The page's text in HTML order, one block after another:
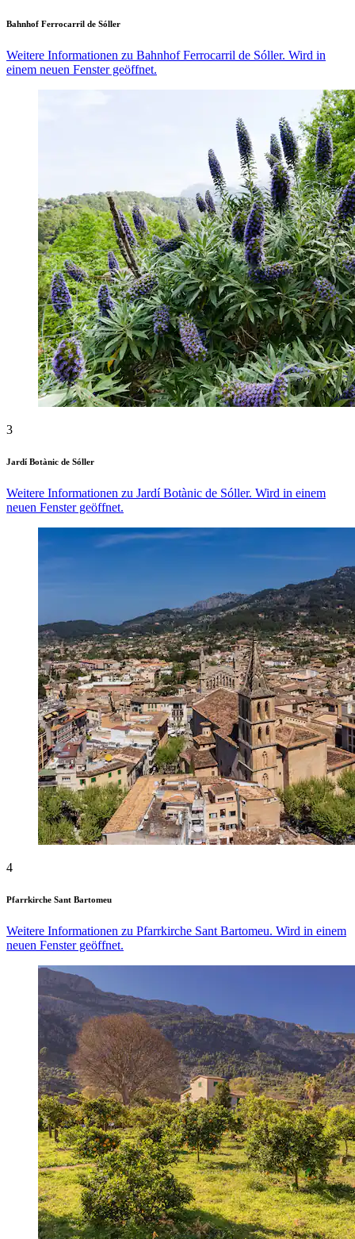
Bahnhof Ferrocarril de Sóller
Weitere Informationen zu Bahnhof Ferrocarril de Sóller. Wird in
einem neuen Fenster geöffnet.
3
Jardí Botànic de Sóller
Weitere Informationen zu Jardí Botànic de Sóller. Wird in einem
neuen Fenster geöffnet.
4
Pfarrkirche Sant Bartomeu
Weitere Informationen zu Pfarrkirche Sant Bartomeu. Wird in einem
neuen Fenster geöffnet.